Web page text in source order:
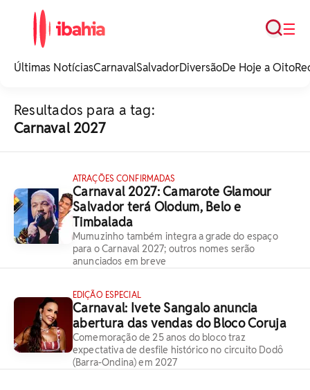
noticias e
☰
Busca
Últimas NotíciasCarnavalSalvadorDiversãoDe Hoje a Oito
Resultados para a tag:
Carnaval 2027
ATRAÇÕES CONFIRMADAS
Carnaval 2027: Camarote Glamour
Salvador terá Olodum, Belo e
Timbalada
Mumuzinho também integra a grade do espaço
para o Carnaval 2027; outros nomes serão
anunciados em breve
EDIÇÃO ESPECIAL
Carnaval: Ivete Sangalo anuncia
abertura das vendas do Bloco Coruja
Comemoração de 25 anos do bloco traz
expectativa de desfile histórico no circuito Dodô
(Barra-Ondina) em 2027